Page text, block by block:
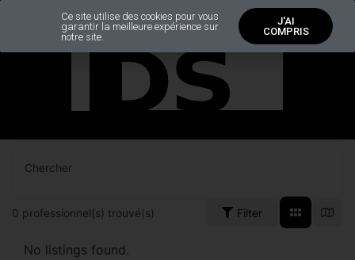
Chercher
0 professionnel(s) trouvé(s) Filter
No listings found.
Ce site utilise des cookies pour vous
garantir la meilleure expérience sur
notre site.
J'AI
COMPRIS